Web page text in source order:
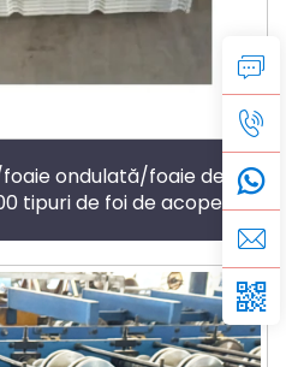
ondulată/foaie de
tipuri de foi de acoperiș